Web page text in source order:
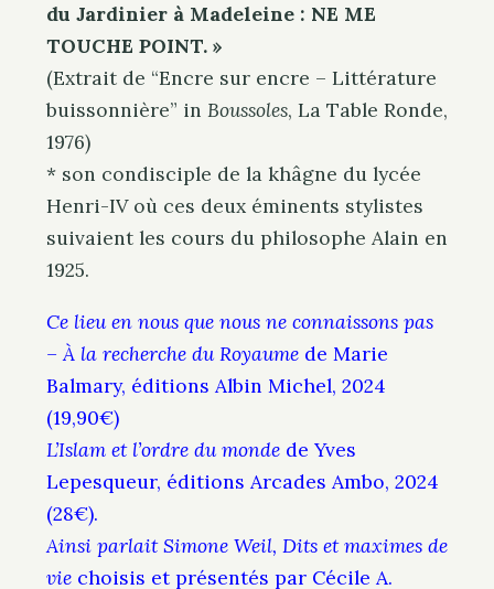
du Jardinier à Madeleine : NE ME
TOUCHE POINT. »
(Extrait de “Encre sur encre – Littérature
buissonnière” in Boussoles, La Table Ronde,
1976)
* son condisciple de la khâgne du lycée
Henri-IV où ces deux éminents stylistes
suivaient les cours du philosophe Alain en
1925.
Ce lieu en nous que nous ne connaissons pas
– À la recherche du Royaume de Marie
Balmary, éditions Albin Michel, 2024
(19,90€)
L’Islam et l’ordre du monde de Yves
Lepesqueur, éditions Arcades Ambo, 2024
(28€).
Ainsi parlait Simone Weil, Dits et maximes de
vie choisis et présentés par Cécile A.